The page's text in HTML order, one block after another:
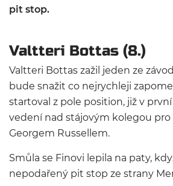
pit stop.
Valtteri Bottas (8.)
Valtteri Bottas zažil jeden ze
bude snažit co nejrychleji
startoval z pole position, již v
vedení nad stájovým kolegou
Georgem Russellem.
Smůla se Finovi lepila na paty,
nepodařený pit stop ze strany